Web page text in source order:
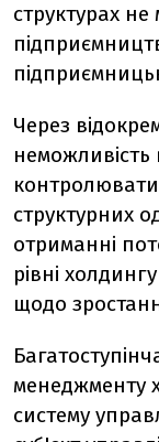
структурах
Через
контролювати
структурних
отриманні
рівні
щодо
менеджменту
систему